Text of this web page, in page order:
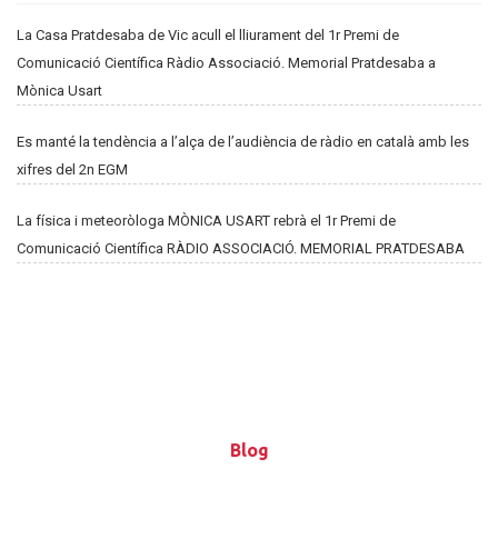
La Casa Pratdesaba de Vic acull el lliurament del 1r Premi de
Comunicació Científica Ràdio Associació. Memorial Pratdesaba a
Mònica Usart
Es manté la tendència a l’alça de l’audiència de ràdio en català amb les
xifres del 2n EGM
La física i meteoròloga MÒNICA USART rebrà el 1r Premi de
Comunicació Científica RÀDIO ASSOCIACIÓ. MEMORIAL PRATDESABA
Blog
Blog